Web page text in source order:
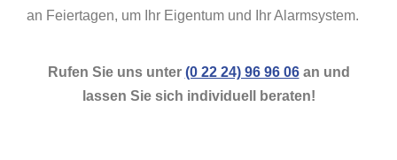
an Feiertagen, um Ihr Eigentum und Ihr Alarmsystem.
Rufen Sie uns unter (0 22 24) 96 96 06an und
lassen Sie sich individuell beraten!